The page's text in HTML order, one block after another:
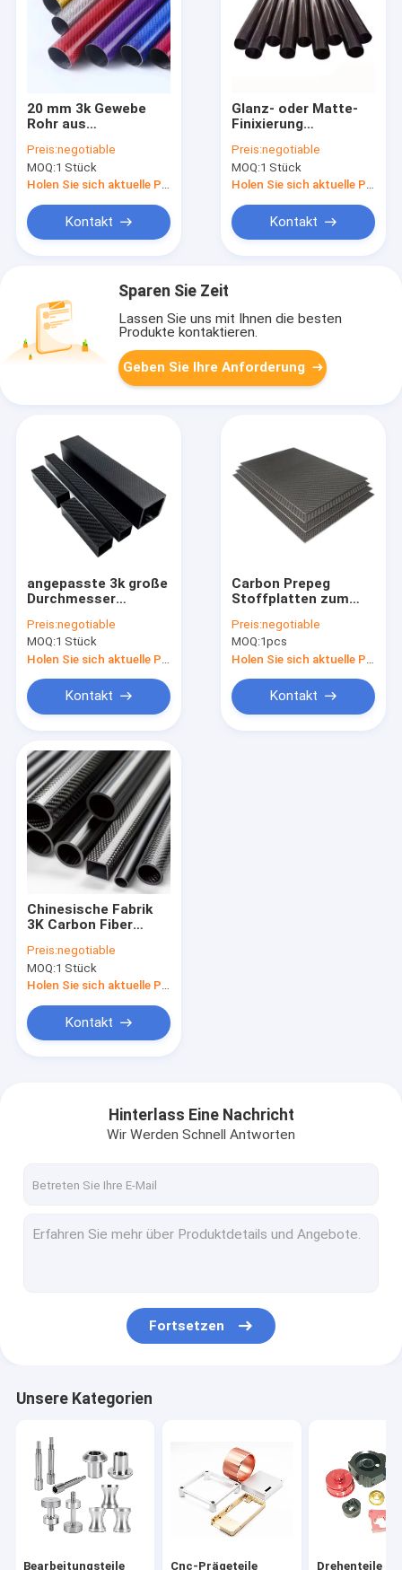
Fabrik-Tour
Fordern Sie ein Angebot an
Cnc-Prägeteile
Drehenteile CNC
20 mm 3k Gewebe
Rohr aus
mm 65 mm 70 mm 75
mm Rohrstange aus
Kohlenstofffaser
Preis:negotiable
MOQ:1 Stück
Holen Sie sich aktuelle Preis
Kontakt
Glanz- oder Matte-
Finixierung
Gewebe aus
Kohlenstofffaserrohr
Preis:negotiable
MOQ:1 Stück
Holen Sie sich aktuelle Preis
Kontakt
Sparen Sie Zeit
Lassen Sie uns mit Ihnen die besten
Produkte kontaktieren.
Geben Sie Ihre Anforderung
angepasste 3k große
Durchmesser
5mm 10mm 20mm
30mm 40mm 50mm
60mm 100mm
Kohlenstofffaserröhre
Preis:negotiable
MOQ:1 Stück
Kontakt
Carbon Prepeg
Stoffplatten zum
1,5mm 20mm 80mm
100mm
Maßgeschneiderte
Dicke
Verbundrohstoff
Vollkohlenstofffaser
Preis:negotiable
MOQ:1pcs
Kontakt
Chinesische Fabrik
3K Carbon Fiber
von
Kohlenstofffaser
Pole
Preis:negotiable
MOQ:1 Stück
Holen Sie sich aktuelle Preis
Kontakt
Hinterlass Eine Nachricht
Wir Werden Schnell Antworten
Fortsetzen
Unsere Kategorien
Bearbeitungsteile Cnc-Prägeteile Drehenteile